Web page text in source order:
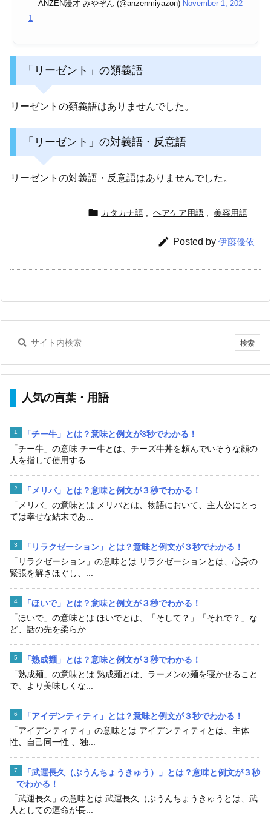
— ANZEN漫才 みやぞん (@anzenmiyazon) November 1, 202
1
「リーゼント」の類義語
リーゼントの類義語はありませんでした。
「リーゼント」の対義語・反意語
リーゼントの対義語・反意語はありませんでした。
 カタカナ語 ヘアケア用語 美容用語
 Posted by 伊藤優依
人気の言葉・用語
「チー牛」とは？意味と例文が3秒でわかる！
「チー牛」の意味 チー牛とは、チーズ牛丼を頼んでいそうな顔の
人を指して使用する...
「メリバ」とは？意味と例文が３秒でわかる！
「メリバ」の意味とは メリバとは、物語において、主人公にとっ
ては幸せな結末であ...
「リラクゼーション」とは？意味と例文が３秒でわかる！
「リラクゼーション」の意味とは リラクゼーションとは、心身の
緊張を解きほぐし、...
「ほいで」とは？意味と例文が３秒でわかる！
「ほいで」の意味とは ほいでとは、「そして？」「それで？」な
ど、話の先を柔らか...
「熟成麺」とは？意味と例文が３秒でわかる！
「熟成麺」の意味とは 熟成麺とは、ラーメンの麺を寝かせること
で、より美味しくな...
「アイデンティティ」とは？意味と例文が３秒でわかる！
「アイデンティティ」の意味とは アイデンティティとは、主体
性、自己同一性 、独...
「武運長久（ぶうんちょうきゅう）」とは？意味と例文が３秒
でわかる！
「武運長久」の意味とは 武運長久（ぶうんちょうきゅうとは、武
人としての運命が長...